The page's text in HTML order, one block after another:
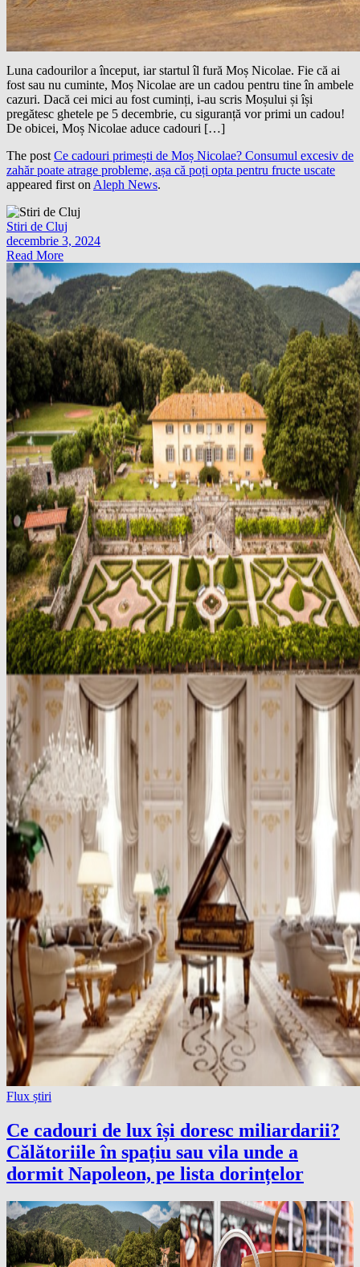
Luna cadourilor a început, iar startul îl fură Moș Nicolae. Fie că ai
fost sau nu cuminte, Moș Nicolae are un cadou pentru tine în ambele
cazuri. Dacă cei mici au fost cuminți, i-au scris Moșului și își
pregătesc ghetele pe 5 decembrie, cu siguranță vor primi un cadou!
De obicei, Moș Nicolae aduce cadouri […]
The postCe cadouri primești de Moș Nicolae? Consumul excesiv de
zahăr poate atrage probleme, așa că poți opta pentru fructe uscate
appeared first onAleph News.
Stiri de Cluj
decembrie 3, 2024
Read More
Flux știri
Ce cadouri de lux își doresc miliardarii?
Călătoriile în spațiu sau vila unde a
dormit Napoleon, pe lista dorințelor